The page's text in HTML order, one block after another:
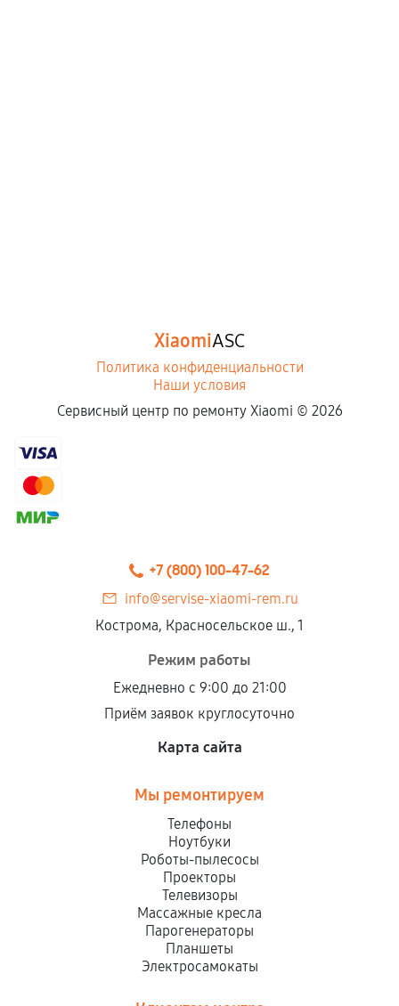
XiaomiASC
Политика конфиденциальности
Наши условия
Сервисный центр по ремонту Xiaomi © 2026
+7 (800) 100-47-62
info@servise-xiaomi-rem.ru
Кострома, Красносельское ш., 1
Режим работы
Ежедневно с 9:00 до 21:00
Приём заявок круглосуточно
Карта сайта
Мы ремонтируем
Телефоны
Ноутбуки
Роботы-пылесосы
Проекторы
Телевизоры
Массажные кресла
Парогенераторы
Планшеты
Электросамокаты